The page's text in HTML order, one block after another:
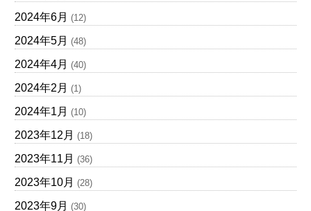
2024年6月 (12)
2024年5月 (48)
2024年4月 (40)
2024年2月 (1)
2024年1月 (10)
2023年12月 (18)
2023年11月 (36)
2023年10月 (28)
2023年9月 (30)